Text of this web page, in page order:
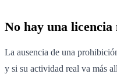
No hay una
La ausencia de una
y si su actividad real va más